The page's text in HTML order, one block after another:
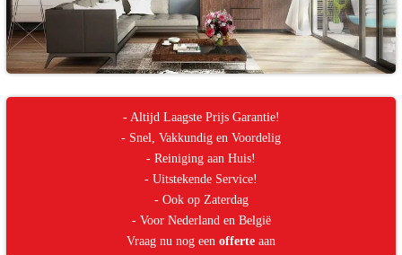
- Altijd Laagste Prijs Garantie!
- Snel, Vakkundig en Voordelig
- Reiniging aan Huis!
- Uitstekende Service!
- Ook op Zaterdag
- Voor Nederland en België
Vraag nu nog een offerte aan